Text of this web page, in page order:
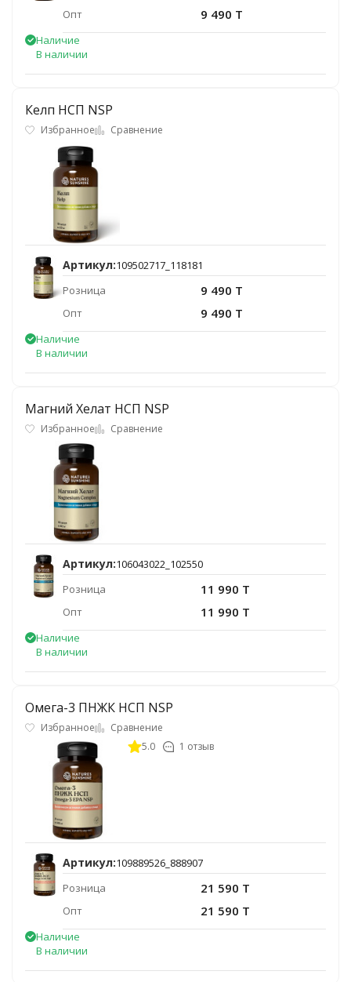
Опт 9 490 T
Наличие
В наличии
Келп НСП NSP
Избранное Сравнение
Артикул:109502717_118181
Розница
9 490 T
Опт 9 490 T
Наличие
В наличии
Магний Хелат НСП NSP
Избранное Сравнение
Артикул:106043022_102550
Розница
11 990 T
Опт 11 990 T
Наличие
В наличии
Омега-3 ПНЖК НСП NSP
Избранное
Сравнение
5.0
1 отзыв
Артикул:109889526_888907
Розница
21 590 T
Опт 21 590 T
Наличие
В наличии